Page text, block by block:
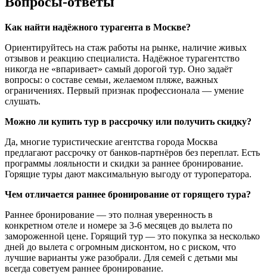
Как найти надёжного турагента в Москве?
Ориентируйтесь на стаж работы на рынке, наличие живых
отзывов и реакцию специалиста. Надёжное турагентство
никогда не «впаривает» самый дорогой тур. Оно задаёт
вопросы: о составе семьи, желаемом пляже, важных
ограничениях. Первый признак профессионала — умение
слушать.
Можно ли купить тур в рассрочку или получить скидку?
Да, многие туристические агентства города Москва
предлагают рассрочку от банков-партнёров без переплат. Есть
программы лояльности и скидки за раннее бронирование.
Горящие туры дают максимальную выгоду от туроператора.
Чем отличается раннее бронирование от горящего тура?
Раннее бронирование — это полная уверенность в
конкретном отеле и номере за 3-6 месяцев до вылета по
замороженной цене. Горящий тур — это покупка за несколько
дней до вылета с огромным дисконтом, но с риском, что
лучшие варианты уже разобрали. Для семей с детьми мы
всегда советуем раннее бронирование.